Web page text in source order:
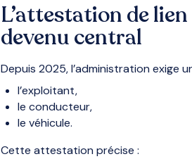
L’attestation de
devenu central
Depuis 2025, l’administration exige
l’exploitant,
le conducteur,
le véhicule.
Cette attestation précise :